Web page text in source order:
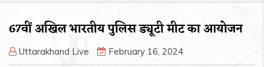
67वीं अखिल भारतीय पुलिस ड्यूटी मीट का आयोजन
Uttarakhand Live February 16, 2024